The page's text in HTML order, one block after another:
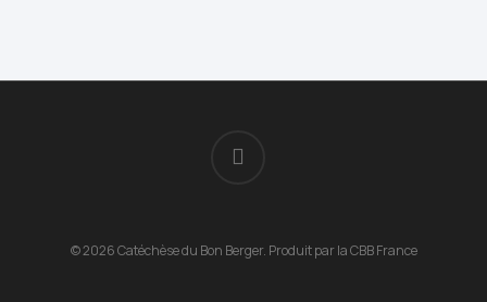
© 2026 Catéchèse du Bon Berger. Produit par la CBB France